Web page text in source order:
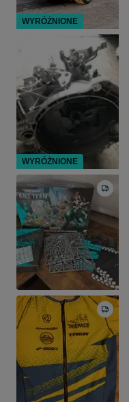
WYRÓŻNIONE
WYRÓŻNIONE